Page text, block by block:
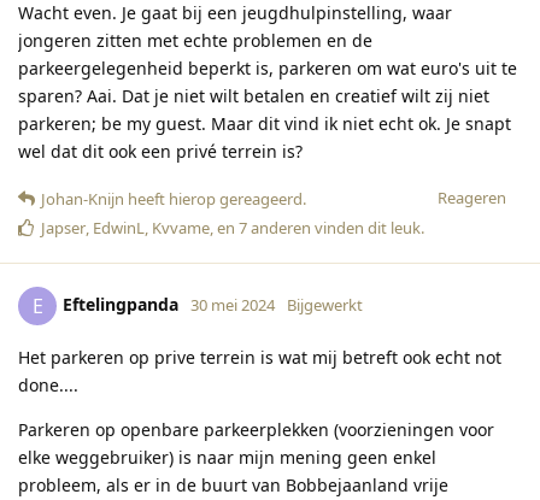
Wacht even. Je gaat bij een jeugdhulpinstelling, waar
jongeren zitten met echte problemen en de
parkeergelegenheid beperkt is, parkeren om wat euro's uit te
sparen? Aai. Dat je niet wilt betalen en creatief wilt zij niet
parkeren; be my guest. Maar dit vind ik niet echt ok. Je snapt
wel dat dit ook een privé terrein is?
Reageren
Johan-Knijn heeft hierop gereageerd.
Japser, EdwinL, Kvvame, en 7anderen vinden dit leuk.
E Eftelingpanda 30 mei 2024 Bijgewerkt
Het parkeren op prive terrein is wat mij betreft ook echt not
done....
Parkeren op openbare parkeerplekken (voorzieningen voor
elke weggebruiker) is naar mijn mening geen enkel
probleem, als er in de buurt van Bobbejaanland vrije